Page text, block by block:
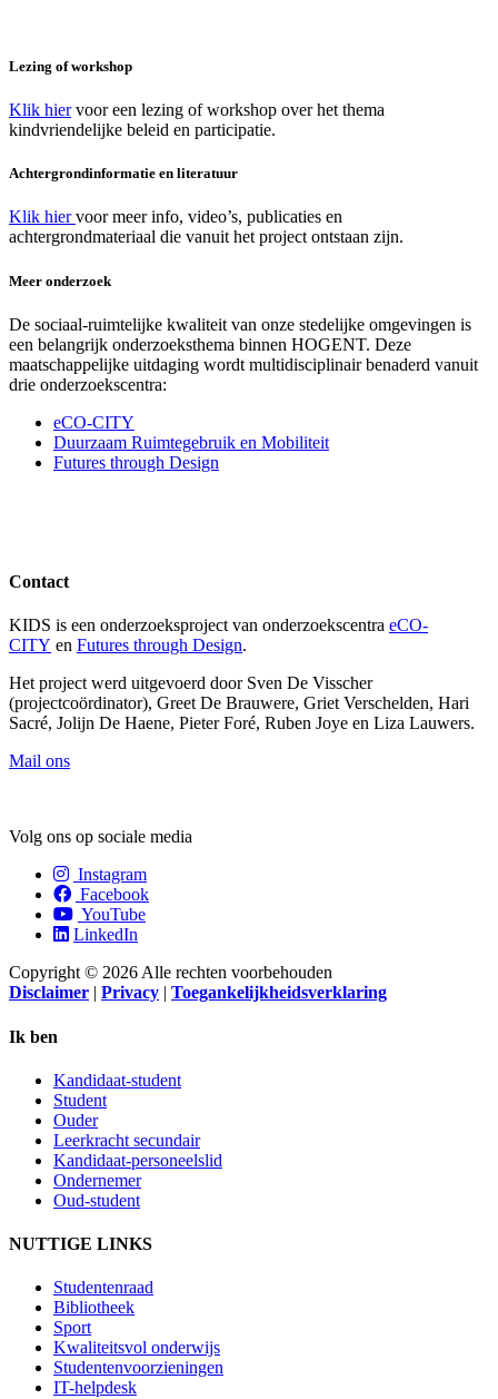
Lezing of workshop
Klik hiervoor een lezing of workshop over het thema
kindvriendelijke beleid en participatie.
Achtergrondinformatie en literatuur
Klik hiervoor meer info, video’s, publicaties en
achtergrondmateriaal die vanuit het project ontstaan zijn.
Meer onderzoek
De sociaal-ruimtelijke kwaliteit van onze stedelijke omgevingen is
een belangrijk onderzoeksthema binnen HOGENT. Deze
maatschappelijke uitdaging wordt multidisciplinair benaderd vanuit
drie onderzoekscentra:
eCO-CITY
Duurzaam Ruimtegebruik en Mobiliteit
Futures through Design
Contact
KIDS is een onderzoeksproject van onderzoekscentra eCO-
CITY en Futures through Design.
Het project werd uitgevoerd door Sven De Visscher
(projectcoördinator), Greet De Brauwere, Griet Verschelden, Hari
Sacré, Jolijn De Haene, Pieter Foré, Ruben Joye en Liza Lauwers.
Mail ons
Volg ons op sociale media
Instagram
Facebook
YouTube
LinkedIn
Copyright © 2026 Alle rechten voorbehouden
Disclaimer | Privacy | Toegankelijkheidsverklaring
Ik ben
Kandidaat-student
Student
Ouder
Leerkracht secundair
Kandidaat-personeelslid
Ondernemer
Oud-student
NUTTIGE LINKS
Studentenraad
Bibliotheek
Sport
Kwaliteitsvol onderwijs
Studentenvoorzieningen
IT-helpdesk